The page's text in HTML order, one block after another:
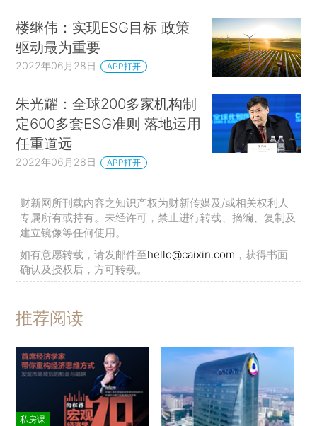
楼继伟：实现ESG目标 政策
驱动最为重要
2022年06月28日 APP打开
朱光耀：全球200多家机构制
定600多套ESG准则 落地运用
任重道远
2022年06月28日 APP打开
财新网所刊载内容之知识产权为财新传媒及/或相关权利人
专属所有或持有。未经许可，禁止进行转载、摘编、复制及
建立镜像等任何使用。
如有意愿转载，请发邮件至hello@caixin.com ，获得书面
确认及授权后，方可转载。
推荐阅读
私房课